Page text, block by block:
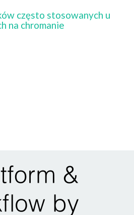
często stosowanych u
na chromanie